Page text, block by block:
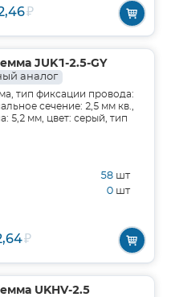
₽
JUK1-2.5-GY
аналог
тип фиксации провода:
сечение: 2,5 мм кв.,
5,2 мм, цвет: серый, тип
58 шт
0 шт
₽
UKHV-2.5